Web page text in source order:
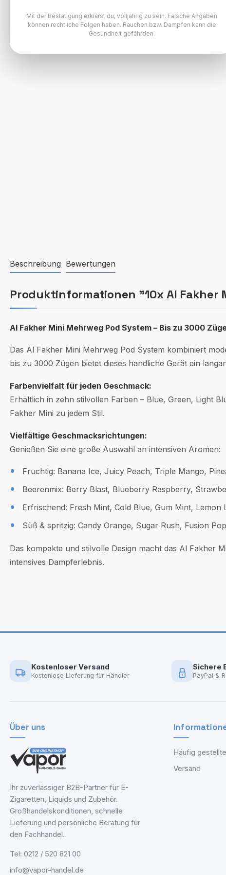
Beschreibung Bewertungen
Produktinformationen "10x Al Fakher
Al Fakher Mini Mehrweg Pod System – Bis zu 3000
Das Al Fakher Mini Mehrweg Pod System kombiniert
bis zu 3000 Zügen bietet dieses handliche Gerät ein
Farbenvielfalt für jeden Geschmack:
Erhältlich in zehn stilvollen Farben – Blue, Green, Light
Fakher Mini zu jedem Stil.
Vielfältige Geschmacksrichtungen:
Genießen Sie eine große Auswahl an intensiven Aromen:
Fruchtig: Banana Ice, Juicy Peach, Triple Mango,
Beerenmix: Berry Blast, Blueberry Raspberry,
Erfrischend: Fresh Mint, Cold Blue, Gum Mint, Lemon
Süß & spritzig: Candy Orange, Sugar Rush, Fusion
Das kompakte und stilvolle Design macht das Al Fakher
intensives Dampferlebnis.
Kostenloser Versand
Kostenlose Lieferung für Händler
Sichere
PayPal &
Über uns
Ihr zuverlässiger B2B-Partner für E-
Zigaretten, Liquids und Zubehör.
Großhandelskonditionen, schnelle
Lieferung und persönliche Beratung für
den Fachhandel.
Tel: 0212 / 520 821 00
info@vapor-handel.de
Häufig
Versand
Mit der Bestätigung erklärst du, volljährig zu sein. Falsche Angaben
können rechtliche Folgen haben. Rauchen bzw. Dampfen kann die
Gesundheit gefährden.